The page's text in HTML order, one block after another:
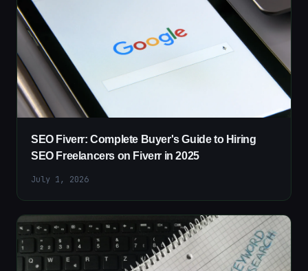
SEO Fiverr: Complete Buyer's Guide to Hiring
SEO Freelancers on Fiverr in 2025
July 1, 2026